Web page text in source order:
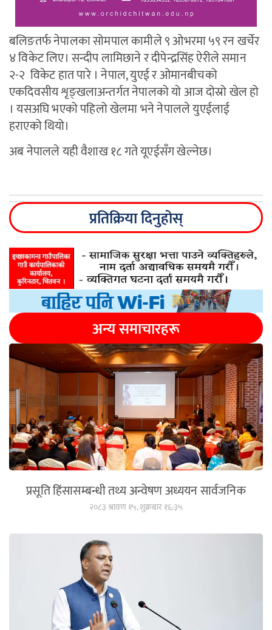
बलिङतर्फ नेपालका सोमपाल कामीले ९ ओभरमा ५९ रन खर्चेर
४ विकेट लिए। सन्दीप लामिछाने र दीपेन्द्रसिंह ऐरीले समान
२-२ विकेट हात पारे । नेपाल, युएई र ओमानबीचको
एकदिवसीय शृङ्खलाअन्तर्गत नेपालको यो आज दोस्रो खेल हो
। यसअघि भएको पहिलो खेलमा भने नेपालले युएईलाई
हराएको थियो।
अब नेपालले यही वैशाख १८ गते यूएईसँग खेल्नेछ।
प्रतिक्रिया दिनुहोस्
अन्य समाचारहरू
प्रसूति हिंसासम्बन्धी तथ्य अन्वेषण अध्ययन सार्वजनिक
२०८३ श्रावण १५, शुक्रबार १६:३५